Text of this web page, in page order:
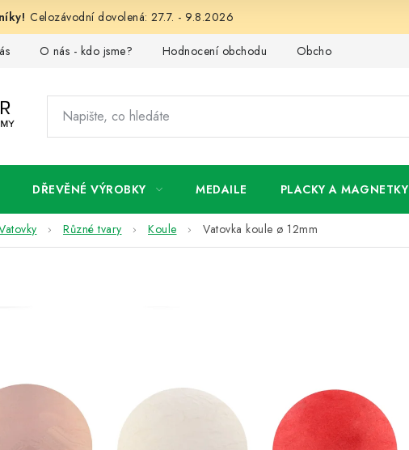
Celozávodní dovolená: 27.7. - 9.8.2026
O nás - kdo jsme? Hodnocení obchodu Obchodní podmínky
DŘEVĚNÉ VÝROBKY MEDAILE PLACKY A MAGNETKY
Různé tvary Koule Vatovka koule ø 12mm